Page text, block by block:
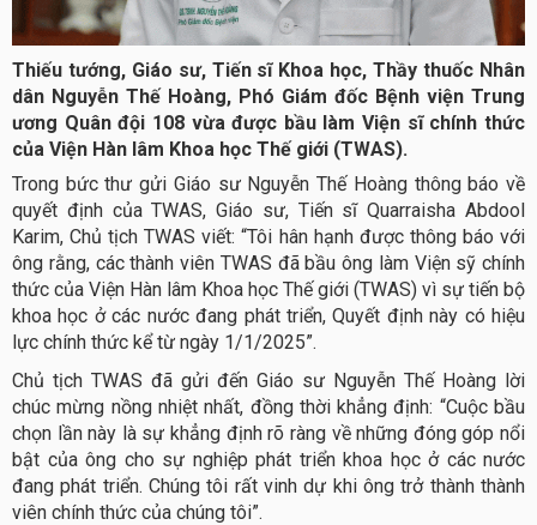
Thiếu tướng, Giáo sư, Tiến sĩ Khoa học, Thầy thuốc Nhân
dân Nguyễn Thế Hoàng, Phó Giám đốc Bệnh viện Trung
ương Quân đội 108 vừa được bầu làm Viện sĩ chính thức
của Viện Hàn lâm Khoa học Thế giới (TWAS).
Trong bức thư gửi Giáo sư Nguyễn Thế Hoàng thông báo về
quyết định của TWAS, Giáo sư, Tiến sĩ Quarraisha Abdool
Karim, Chủ tịch TWAS viết: “Tôi hân hạnh được thông báo với
ông rằng, các thành viên TWAS đã bầu ông làm Viện sỹ chính
thức của Viện Hàn lâm Khoa học Thế giới (TWAS) vì sự tiến bộ
khoa học ở các nước đang phát triển, Quyết định này có hiệu
lực chính thức kể từ ngày 1/1/2025”.
Chủ tịch TWAS đã gửi đến Giáo sư Nguyễn Thế Hoàng lời
chúc mừng nồng nhiệt nhất, đồng thời khẳng định: “Cuộc bầu
chọn lần này là sự khẳng định rõ ràng về những đóng góp nổi
bật của ông cho sự nghiệp phát triển khoa học ở các nước
đang phát triển. Chúng tôi rất vinh dự khi ông trở thành thành
viên chính thức của chúng tôi”.